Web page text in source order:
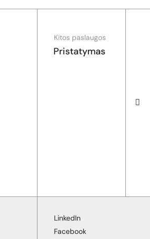
Kitos paslaugos
Pristatymas
LinkedIn
Facebook